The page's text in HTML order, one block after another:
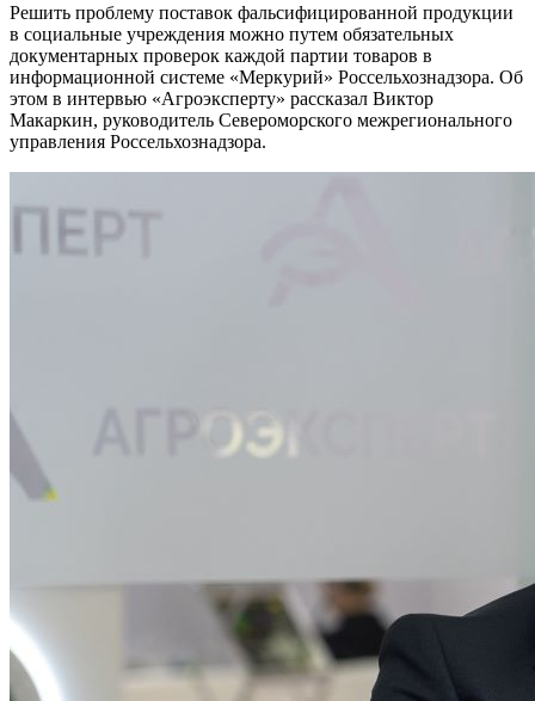
Решить проблему поставок фальсифицированной продукции
в социальные учреждения можно путем обязательных
документарных проверок каждой партии товаров в
информационной системе «Меркурий» Россельхознадзора. Об
этом в интервью «Агроэксперту» рассказал Виктор
Макаркин, руководитель Североморского межрегионального
управления Россельхознадзора.